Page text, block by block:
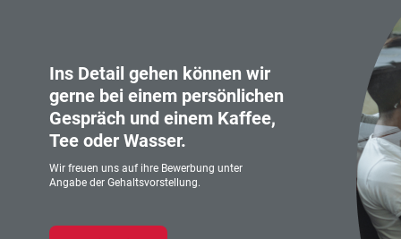
Ins Detail gehen können wir
gerne bei einem persönlichen
Gespräch und einem Kaffee,
Tee oder Wasser.
Wir freuen uns auf ihre Bewerbung unter
Angabe der Gehaltsvorstellung.